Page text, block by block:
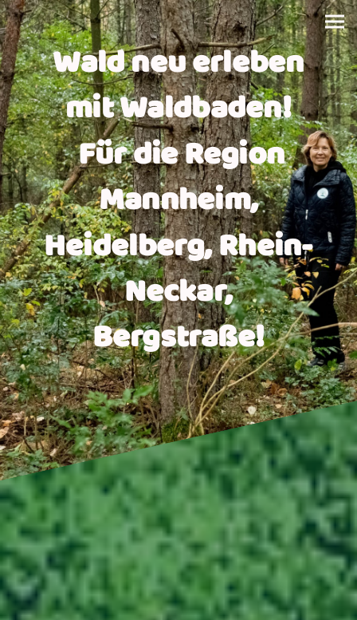
Wald neu erleben
mit Waldbaden!
Für die Region
Mannheim,
Heidelberg, Rhein-
Neckar,
Bergstraße!